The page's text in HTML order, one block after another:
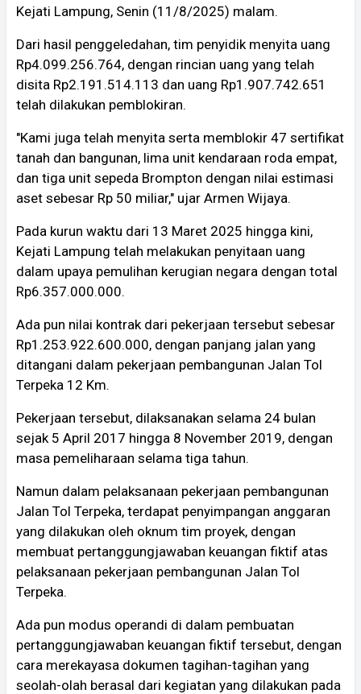
Kejati Lampung, Senin (11/8/2025) malam.
Dari hasil penggeledahan, tim penyidik menyita uang
Rp4.099.256.764, dengan rincian uang yang telah
disita Rp2.191.514.113 dan uang Rp1.907.742.651
telah dilakukan pemblokiran.
"Kami juga telah menyita serta memblokir 47 sertifikat
tanah dan bangunan, lima unit kendaraan roda empat,
dan tiga unit sepeda Brompton dengan nilai estimasi
aset sebesar Rp 50 miliar," ujar Armen Wijaya.
Pada kurun waktu dari 13 Maret 2025 hingga kini,
Kejati Lampung telah melakukan penyitaan uang
dalam upaya pemulihan kerugian negara dengan total
Rp6.357.000.000.
Ada pun nilai kontrak dari pekerjaan tersebut sebesar
Rp1.253.922.600.000, dengan panjang jalan yang
ditangani dalam pekerjaan pembangunan Jalan Tol
Terpeka 12 Km.
Pekerjaan tersebut, dilaksanakan selama 24 bulan
sejak 5 April 2017 hingga 8 November 2019, dengan
masa pemeliharaan selama tiga tahun.
Namun dalam pelaksanaan pekerjaan pembangunan
Jalan Tol Terpeka, terdapat penyimpangan anggaran
yang dilakukan oleh oknum tim proyek, dengan
membuat pertanggungjawaban keuangan fiktif atas
pelaksanaan pekerjaan pembangunan Jalan Tol
Terpeka.
Ada pun modus operandi di dalam pembuatan
pertanggungjawaban keuangan fiktif tersebut, dengan
cara merekayasa dokumen tagihan-tagihan yang
seolah-olah berasal dari kegiatan yang dilakukan pada